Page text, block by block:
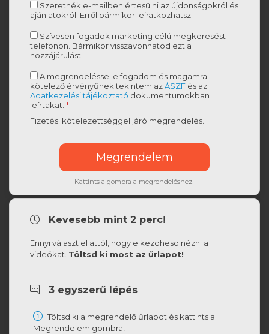
Szeretnék e-mailben értesülni az újdonságokról és
ajánlatokról. Erről bármikor leiratkozhatsz.
Szívesen fogadok marketing célú megkeresést
telefonon. Bármikor visszavonhatod ezt a
hozzájárulást.
A megrendeléssel elfogadom és magamra
kötelező érvényűnek tekintem azÁSZF és az
Adatkezelési tájékoztató dokumentumokban
leírtakat.*
Fizetési kötelezettséggel járó megrendelés.
Kattints a gombra a megrendeléshez!
Kevesebb mint 2 perc!
Ennyi választ el attól, hogy elkezdhesd nézni a
videókat. Töltsd ki most az űrlapot!
3 egyszerű lépés
Töltsd ki a megrendelő űrlapot és kattints a
Megrendelem gombra!